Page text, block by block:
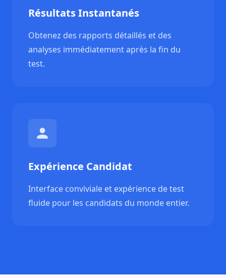
Résultats Instantanés
Obtenez des rapports détaillés et des
analyses immédiatement après la fin du
test.
Expérience Candidat
Interface conviviale et expérience de test
fluide pour les candidats du monde entier.